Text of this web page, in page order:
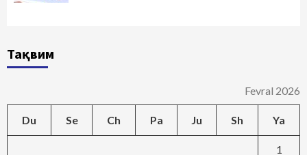
Тақвим
Fevral 2026
Du Se Ch Pa Ju Sh Ya
1